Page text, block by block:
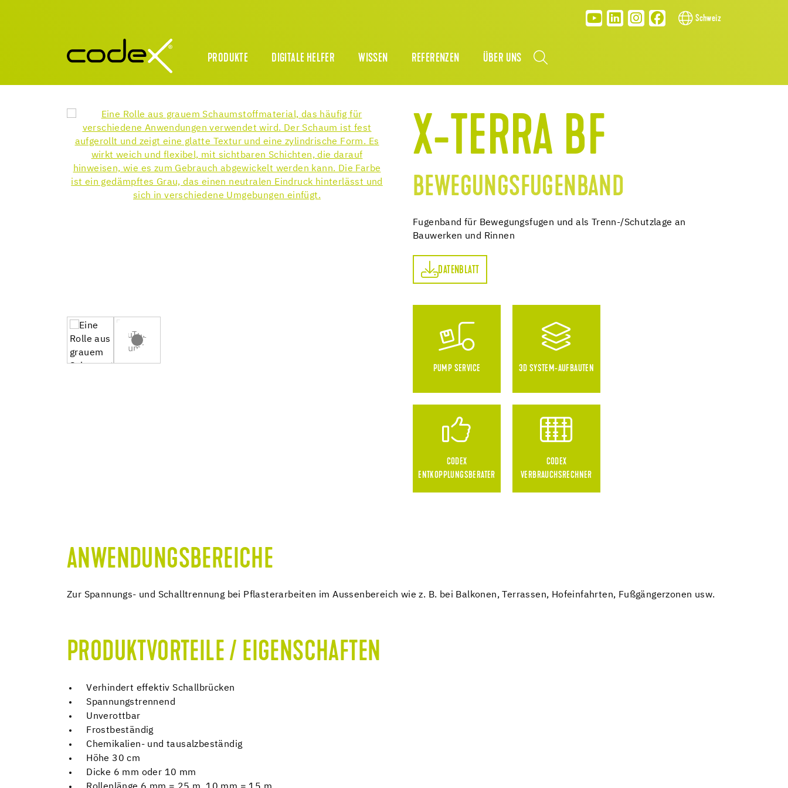
Schweiz
PRODUKTE DIGITALE HELFER WISSEN REFERENZEN ÜBER UNS
X-TERRA BF
BEWEGUNGSFUGENBAND
Fugenband für Bewegungsfugen und als Trenn-/Schutzlage an
Bauwerken und Rinnen
DATENBLATT
PUMP SERVICE 3D SYSTEM-AUFBAUTEN
CODEX
ENTKOPPLUNGSBERATER
CODEX
VERBRAUCHSRECHNER
ANWENDUNGSBEREICHE
Zur Spannungs- und Schalltrennung bei Pflasterarbeiten im Aussenbereich wie z. B. bei Balkonen, Terrassen, Hofeinfahrten, Fußgängerzonen usw.
PRODUKTVORTEILE / EIGENSCHAFTEN
Verhindert effektiv Schallbrücken
Spannungstrennend
Unverottbar
Frostbeständig
Chemikalien- und tausalzbeständig
Höhe 30 cm
Dicke 6 mm oder 10 mm